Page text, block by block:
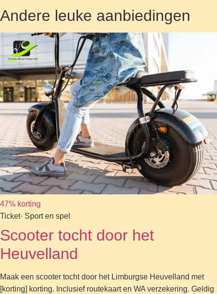
Andere leuke aanbiedingen
47% korting
Ticket· Sport en spel
Scooter tocht door het
Heuvelland
Maak een scooter tocht door het Limburgse Heuvelland met
[korting] korting. Inclusief routekaart en WA verzekering. Geldig